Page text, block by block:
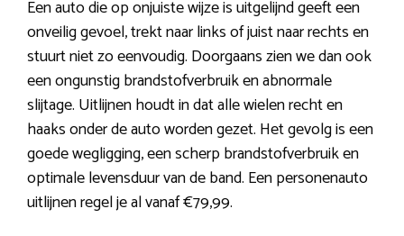
Een auto die op onjuiste wijze is uitgelijnd geeft een
onveilig gevoel, trekt naar links of juist naar rechts en
stuurt niet zo eenvoudig. Doorgaans zien we dan ook
een ongunstig brandstofverbruik en abnormale
slijtage. Uitlijnen houdt in dat alle wielen recht en
haaks onder de auto worden gezet. Het gevolg is een
goede wegligging, een scherp brandstofverbruik en
optimale levensduur van de band. Een personenauto
uitlijnen regel je al vanaf €79,99.